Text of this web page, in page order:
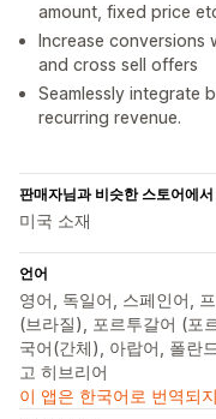
amount, fixed price
Increase
and cross sell offers
Seamlessly integrate
recurring revenue.
판매자님과 비슷한 스토어에서
미국 소재
언어
영어, 독일어, 스페인어,
(브라질), 포르투갈어 (포
국어(간체), 아랍어, 폴란
고 히브리어
이 앱은 한국어로 번역되